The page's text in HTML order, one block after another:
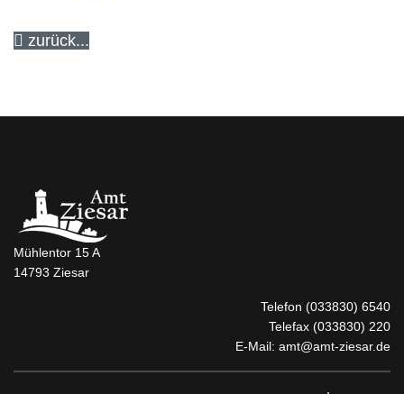
zurück...
Mühlentor 15 A
14793 Ziesar
Telefon (033830) 6540
Telefax (033830) 220
E-Mail: amt@amt-ziesar.de